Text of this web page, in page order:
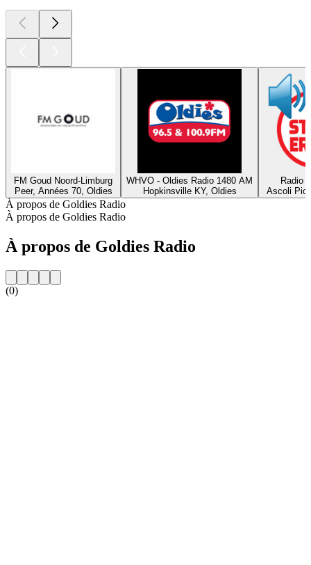
FM Goud Noord-Limburg
Peer, Années 70, Oldies
WHVO - Oldies Radio 1480 AM
Hopkinsville KY, Oldies
Radio
Ascoli
À propos de Goldies Radio
À propos de Goldies Radio
À propos de Goldies Radio
(0)